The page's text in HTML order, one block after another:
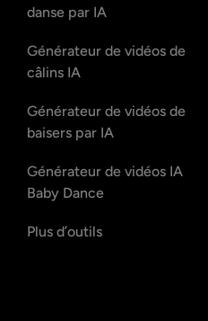
danse par IA
Générateur de vidéos de
câlins IA
Générateur de vidéos de
baisers par IA
Générateur de vidéos IA
Baby Dance
Plus d’outils